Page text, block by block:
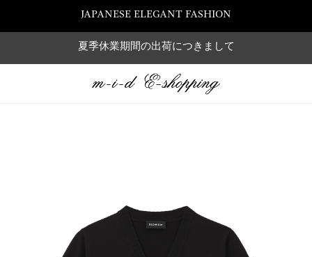
JAPANESE ELEGANT FASHION
夏季休業期間の出荷につきまして